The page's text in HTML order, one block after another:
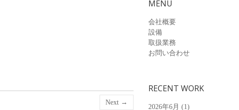
Next →
MENU
会社概要
設備
取扱業務
お問い合わせ
RECENT WORK
2026年6月 (1)